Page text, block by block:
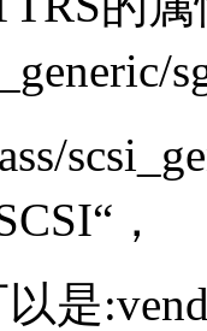
，
是